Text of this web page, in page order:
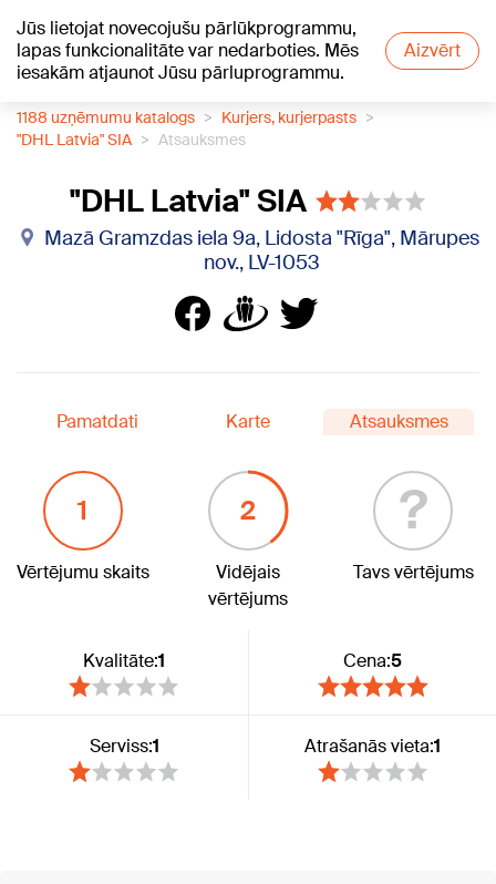
Jūs lietojat novecojušu pārlūkprogrammu,
lapas funkcionalitāte var nedarboties. Mēs
iesakām atjaunot Jūsu pārluprogrammu.
Aizvērt
+21°C
1188 uzņēmumu katalogs
Kurjers, kurjerpasts
"DHL Latvia" SIA
Atsauksmes
"DHL Latvia" SIA
Mazā Gramzdas iela 9a, Lidosta "Rīga", Mārupes
nov., LV-1053
Pamatdati Karte Atsauksmes
1
Vērtējumu skaits
2
Vidējais
vērtējums
?
Tavs vērtējums
Kvalitāte:1 Cena:5
Serviss:1 Atrašanās vieta:1